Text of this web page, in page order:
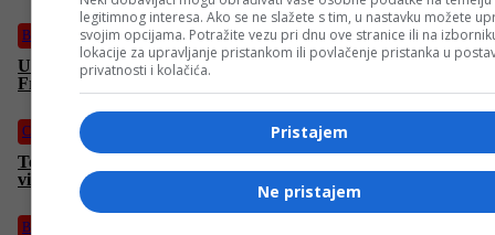
BiH
Uoči sjednice PIC-a: Krišto s ministrima iz Njemačke i
Francuske razgovarala o OHR-u
Crna hronika
Teška saobraćajna nesreća kod Velike Kladuše: Povrijeđeno
više osoba
BiH
legitimnog interesa. Ako se ne slažete s tim, u nastavku možete
svojim opcijama. Potražite vezu pri dnu ove stranice ili na
lokacije za upravljanje pristankom ili povlačenje pristanka u
privatnosti i kolačića.
Pristajem
Ne pristajem